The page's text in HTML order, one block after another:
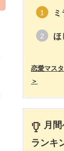
1
2 ほ
恋愛マス
＞
月
ランキ